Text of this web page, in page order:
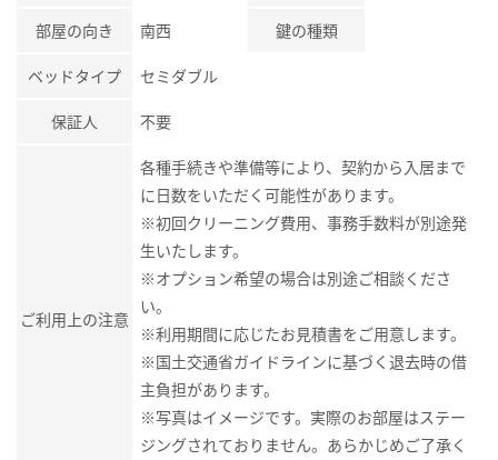
部屋の向き 南西 鍵の種類
ベッドタイプ セミダブル
保証人 不要
ご利用上の注意
各種手続きや準備等により、契約から入居まで
に日数をいただく可能性があります。
※初回クリーニング費用、事務手数料が別途発
生いたします。
※オプション希望の場合は別途ご相談くださ
い。
※利用期間に応じたお見積書をご用意します。
※国土交通省ガイドラインに基づく退去時の借
主負担があります。
※写真はイメージです。実際のお部屋はステー
ジングされておりません。あらかじめご了承く